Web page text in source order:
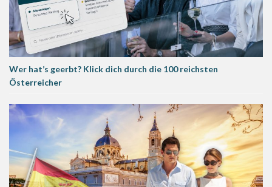
Wer hat’s geerbt? Klick dich durch die 100 reichsten
Österreicher